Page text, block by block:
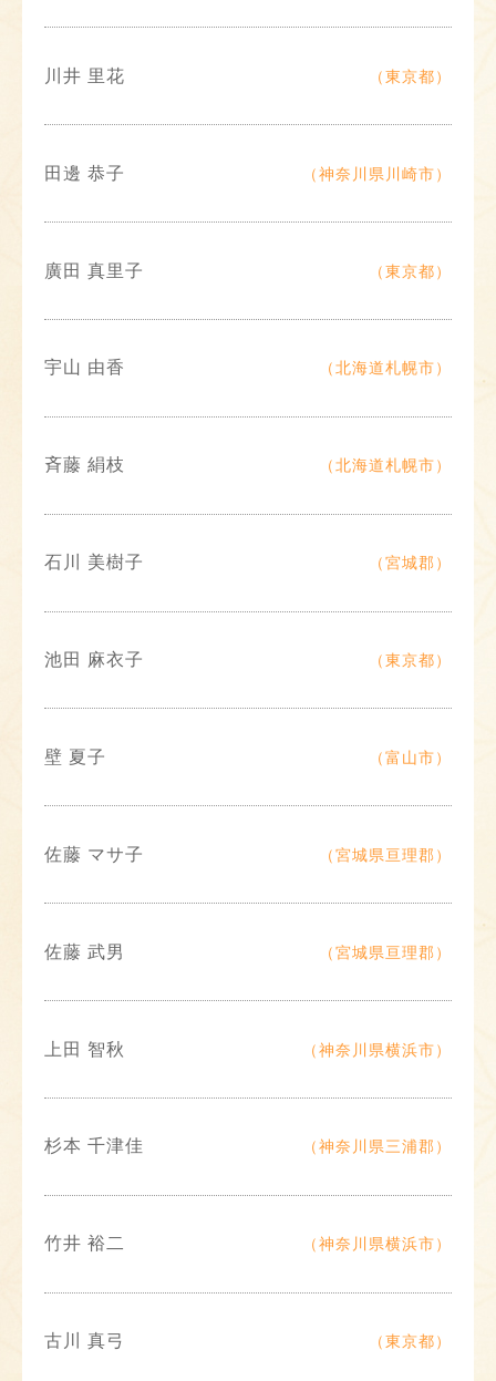
川井 里花 （東京都）
田邊 恭子 （神奈川県川崎市）
廣田 真里子 （東京都）
宇山 由香 （北海道札幌市）
斉藤 絹枝 （北海道札幌市）
石川 美樹子 （宮城郡）
池田 麻衣子 （東京都）
壁 夏子 （富山市）
佐藤 マサ子 （宮城県亘理郡）
佐藤 武男 （宮城県亘理郡）
上田 智秋 （神奈川県横浜市）
杉本 千津佳 （神奈川県三浦郡）
竹井 裕二 （神奈川県横浜市）
古川 真弓 （東京都）